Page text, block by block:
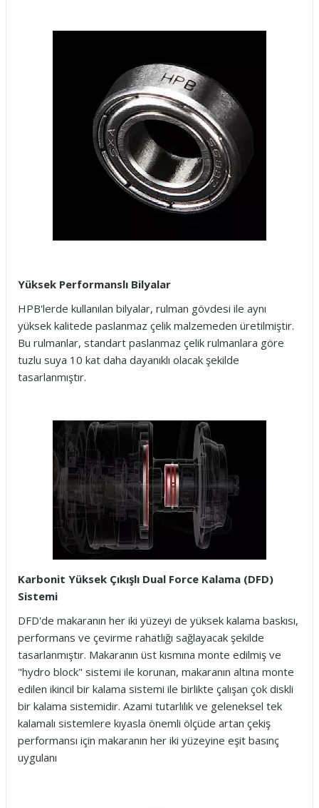
Yüksek Performanslı Bilyalar
HPB'lerde kullanılan bilyalar, rulman gövdesi ile aynı
yüksek kalitede paslanmaz çelik malzemeden üretilmiştir.
Bu rulmanlar, standart paslanmaz çelik rulmanlara göre
tuzlu suya 10 kat daha dayanıklı olacak şekilde
tasarlanmıştır.
Karbonit Yüksek Çıkışlı Dual Force Kalama (DFD)
Sistemi
DFD'de makaranın her iki yüzeyi de yüksek kalama baskısı,
performans ve çevirme rahatlığı sağlayacak şekilde
tasarlanmıştır. Makaranın üst kısmına monte edilmiş ve
"hydro block" sistemi ile korunan, makaranın altına monte
edilen ikincil bir kalama sistemi ile birlikte çalışan çok diskli
bir kalama sistemidir. Azami tutarlılık ve geleneksel tek
kalamalı sistemlere kıyasla önemli ölçüde artan çekiş
performansı için makaranın her iki yüzeyine eşit basınç
uygulanı